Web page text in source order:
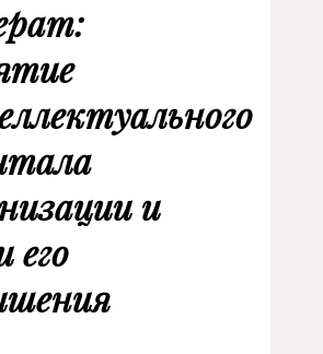
и
его